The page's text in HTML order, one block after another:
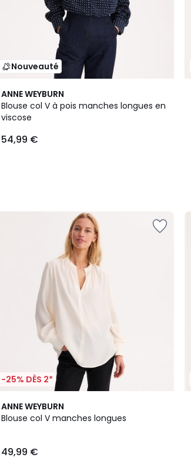
Nouveauté
ANNE WEYBURN
Blouse col V à pois manches longues en
viscose
54,99 €
-25% DÈS 2*
ANNE WEYBURN
Blouse col V manches longues
49,99 €
4,2
/ 5
2
Couleurs